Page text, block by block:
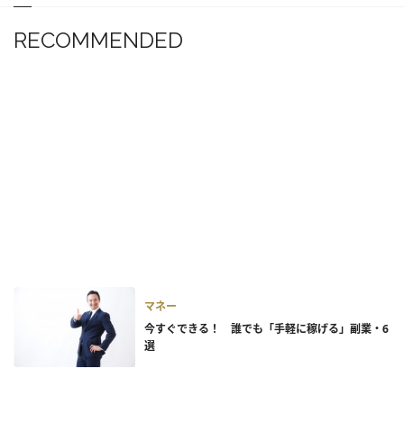
RECOMMENDED
マネー
今すぐできる！ 誰でも「手軽に稼げる」副業・6
選